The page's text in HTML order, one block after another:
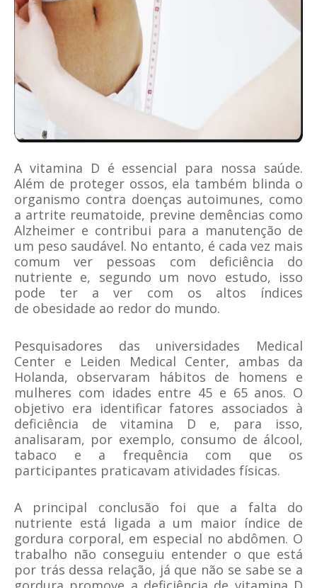
A vitamina D é essencial para nossa saúde.
Além de proteger ossos, ela também blinda o
organismo contra doenças autoimunes, como
a artrite reumatoide, previne demências como
Alzheimer e contribui para a manutenção de
um peso saudável. No entanto, é cada vez mais
comum ver pessoas com deficiência do
nutriente e, segundo um novo estudo, isso
pode ter a ver com os altos índices
de obesidade ao redor do mundo.
Pesquisadores das universidades Medical
Center e Leiden Medical Center, ambas da
Holanda, observaram hábitos de homens e
mulheres com idades entre 45 e 65 anos. O
objetivo era identificar fatores associados à
deficiência de vitamina D e, para isso,
analisaram, por exemplo, consumo de álcool,
tabaco e a frequência com que os
participantes praticavam atividades físicas.
A principal conclusão foi que a falta do
nutriente está ligada a um maior índice de
gordura corporal, em especial no abdômen. O
trabalho não conseguiu entender o que está
por trás dessa relação, já que não se sabe se a